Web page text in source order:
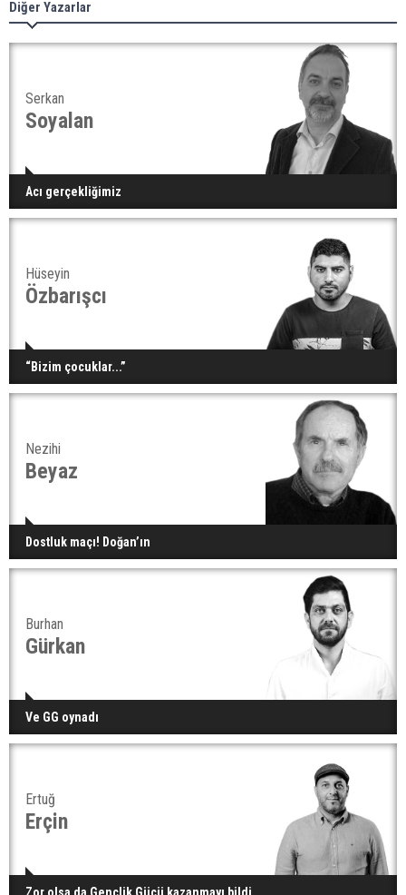
Diğer Yazarlar
Serkan
Soyalan
Acı gerçekliğimiz
Hüseyin
Özbarışcı
“Bizim çocuklar...”
Nezihi
Beyaz
Dostluk maçı! Doğan’ın
Burhan
Gürkan
Ve GG oynadı
Ertuğ
Erçin